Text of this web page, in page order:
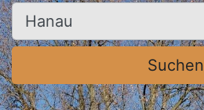
Ort, Stadt
Suchen